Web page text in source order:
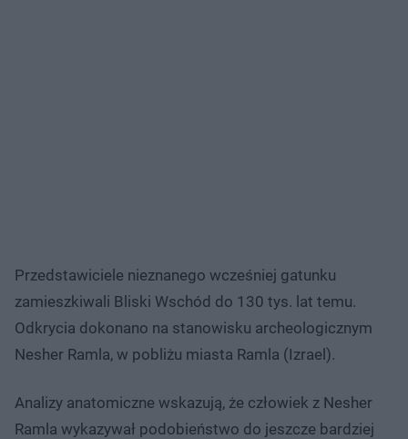
Przedstawiciele nieznanego wcześniej gatunku
zamieszkiwali Bliski Wschód do 130 tys. lat temu.
Odkrycia dokonano na stanowisku archeologicznym
Nesher Ramla, w pobliżu miasta Ramla (Izrael).
Analizy anatomiczne wskazują, że człowiek z Nesher
Ramla wykazywał podobieństwo do jeszcze bardziej